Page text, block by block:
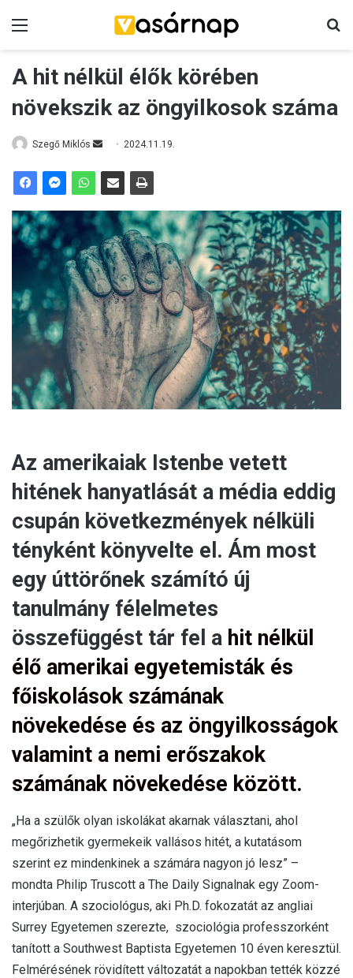
Menü
A hit nélkül élők körében
növekszik az öngyilkosok száma
Szegő Miklós
Send
email
2024.11.19.
Az amerikaiak Istenbe vetett
hitének hanyatlását a média eddig
csupán következmények nélküli
tényként könyvelte el. Ám most
egy úttörőnek számító új
tanulmány félelmetes
összefüggést tár fel a hit nélkül
élő amerikai egyetemisták és
főiskolások számának
növekedése és az öngyilkosságok
valamint a nemi erőszakok
számának növekedése között.
„Ha a szülők olyan iskolákat akarnak választani, ahol
megőrizhetik gyermekeik vallásos hitét, a kutatásom
szerint ez mindenkinek a számára nagyon jó lesz” –
mondta Philip Truscott a The Daily Signalnak egy Zoom-
interjúban. A szociológus, aki Ph.D. fokozatát az angliai
Surrey Egyetemen szerezte, szociológia professzorként
tanított a Southwest Baptista Egyetemen 10 éven keresztül.
Felmérésének rövidített változatát a napokban tették közzé